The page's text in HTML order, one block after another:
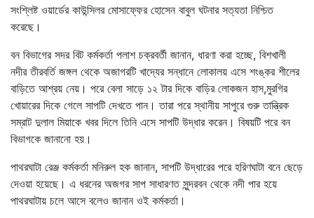
সংশ্লিষ্ট ওয়ার্ডের কাউন্সিলর মোসাফ্ফের হোসেন বাবুল ঘটনার সত্যতা নিশ্চিত
করেছে।
বন বিভাগের সদর বিট কর্মকর্তা পলাশ চক্রবর্তী জানান, ধারণা করা হচ্ছে, বিশখালী
নদীর তীরবর্তি জঙ্গল থেকে অজাগরটি খাদ্যের সন্ধানে লোকালয় এসে শংঙ্কর শীলের
বাড়িতে আশ্রয় নেয়। পরে বেলা সাড়ে ১২ টার দিকে বাড়ির লোকজন হাস,মুরগির
খোয়ারের দিকে গেলে সাপটি দেখতে পান। তারা পরে স্থানীয় সাপুরে গুরু তান্ত্রিক
সম্রাট দুলাল মিয়াকে খবর দিলে তিনি এসে সাপটি উদ্ধার করেন। বিষয়টি পরে বন
বিভাগকে জানানো হয়।
পাথরঘাটা রেঞ্জ কর্মকর্তা মনিরুল হক জানান, সাপটি উদ্ধারের পরে হরিণঘাটা বনে ছেড়ে
দেওয়া হয়েছে। এ ধরনের অজগর সাপ সাধারণত সুন্দরবন থেকে নদী পার হয়ে
পাথরঘাটায় চলে আসে বলেও জানান ওই কর্মকর্তা।